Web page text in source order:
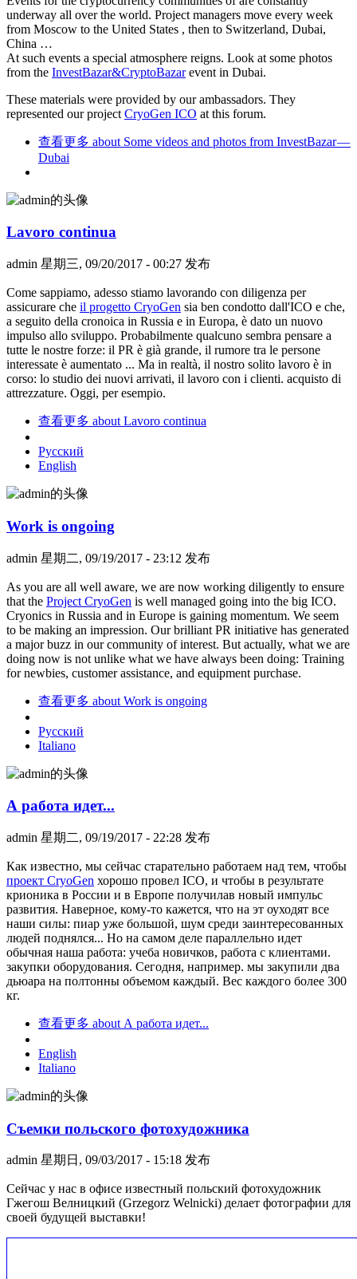
underway all over the world. Project managers move every week
from Moscow to the United States , then to Switzerland, Dubai,
China …
At such events a special atmosphere reigns. Look at some photos
from the InvestBazar&CryptoBazarevent in Dubai.
These materials were provided by our ambassadors. They
represented our project CryoGen ICO at this forum.
查看更多 about Some videos and photos from InvestBazar —
Dubai
Lavoro continua
admin 星期三, 09/20/2017 - 00:27 发布
Come sappiamo, adesso stiamo lavorando con diligenza per
assicurare che il progetto CryoGen sia ben condotto dall'ICO e che,
a seguito della cronoica in Russia e in Europa, è dato un nuovo
impulso allo sviluppo. Probabilmente qualcuno sembra pensare a
tutte le nostre forze: il PR è già grande, il rumore tra le persone
interessate è aumentato ... Ma in realtà, il nostro solito lavoro è in
corso: lo studio dei nuovi arrivati, il lavoro con i clienti. acquisto di
attrezzature. Oggi, per esempio.
查看更多 about Lavoro continua
Русский
English
Work is ongoing
admin 星期二, 09/19/2017 - 23:12 发布
As you are all well aware, we are now working diligently to ensure
that the Project CryoGen is well managed going into the big ICO.
Cryonics in Russia and in Europe is gaining momentum. We seem
to be making an impression. Our brilliant PR initiative has generated
a major buzz in our community of interest. But actually, what we are
doing now is not unlike what we have always been doing: Training
for newbies, customer assistance, and equipment purchase.
查看更多 about Work is ongoing
Русский
Italiano
А работа идет...
admin 星期二, 09/19/2017 - 22:28 发布
Как известно, мы сейчас старательно работаем над тем, чтобы
проект CryoGen хорошо провел ICO, и чтобы в результате
крионика в России и в Европе получилав новый импульс
развития. Наверное, кому-то кажется, что на эт оуходят все
наши силы: пиар уже большой, шум среди заинтересованных
людей поднялся... Но на самом деле параллельно идет
обычная наша работа: учеба новичков, работа с клиентами.
закупки оборудования. Сегодня, например. мы закупили два
дьюара на полтонны объемом каждый. Вес каждого более 300
кг.
查看更多 about А работа идет...
English
Italiano
Съемки польского фотохудожника
admin 星期日, 09/03/2017 - 15:18 发布
Сейчас у нас в офисе известный польский фотохудожник
Гжегош Велницкий (Grzegorz Welnicki) делает фотографии для
своей будущей выставки!